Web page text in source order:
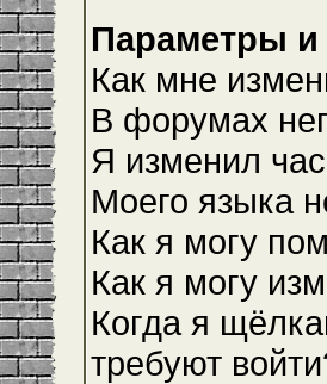
Параметры и
Как мне
В форумах
Я изменил
Моего языка
Как я могу
Как я могу
Когда я
требуют